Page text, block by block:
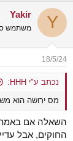
Y
Yakir
משתמש
18/5/24
נכתב ע"י HHH:
מס ירושה הוא
השאלה אם באמת
החוקים, אבל